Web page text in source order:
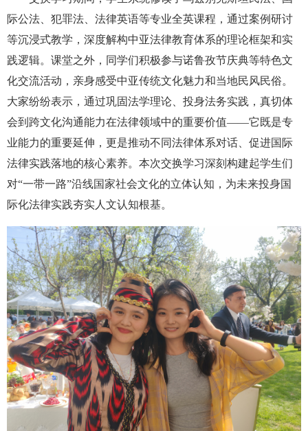
际公法、犯罪法、法律英语等专业全英课程，通过案例研讨
等沉浸式教学，深度解构中亚法律教育体系的理论框架和实
践逻辑。课堂之外，同学们积极参与诺鲁孜节庆典等特色文
化交流活动，亲身感受中亚传统文化魅力和当地民风民俗。
大家纷纷表示，通过巩固法学理论、投身法务实践，真切体
会到跨文化沟通能力在法律领域中的重要价值——它既是专
业能力的重要延伸，更是推动不同法律体系对话、促进国际
法律实践落地的核心素养。本次交换学习深刻构建起学生们
对“一带一路”沿线国家社会文化的立体认知，为未来投身国
际化法律实践夯实人文认知根基。